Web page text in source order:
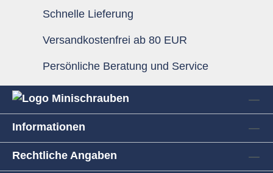
Schnelle Lieferung
Versandkostenfrei ab 80 EUR
Persönliche Beratung und Service
Informationen
Rechtliche Angaben